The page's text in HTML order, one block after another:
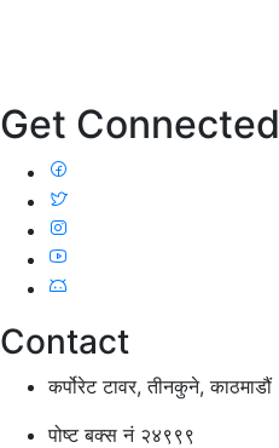
Get Connected
Contact
कर्पोरेट टावर, तीनकुने, काठमाडौं
पोष्ट बक्स नं २४९९९